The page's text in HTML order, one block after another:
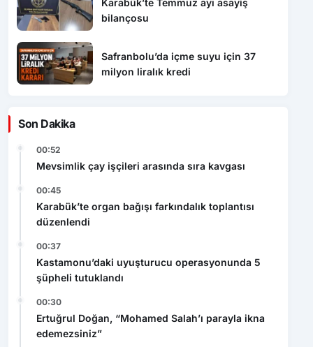
bilançosu
Safranbolu’da içme suyu için 37
milyon liralık kredi
Son Dakika
00:52
Mevsimlik çay işçileri arasında sıra kavgası
00:45
Karabük’te organ bağışı farkındalık toplantısı
düzenlendi
00:37
Kastamonu’daki uyuşturucu operasyonunda 5
şüpheli tutuklandı
00:30
Ertuğrul Doğan, “Mohamed Salah’ı parayla ikna
edemezsiniz”